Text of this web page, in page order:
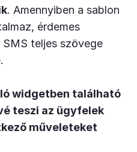
. Amennyiben a sablon
érdemes
teljes szövege
widgetben található
teszi az ügyfelek
műveleteket